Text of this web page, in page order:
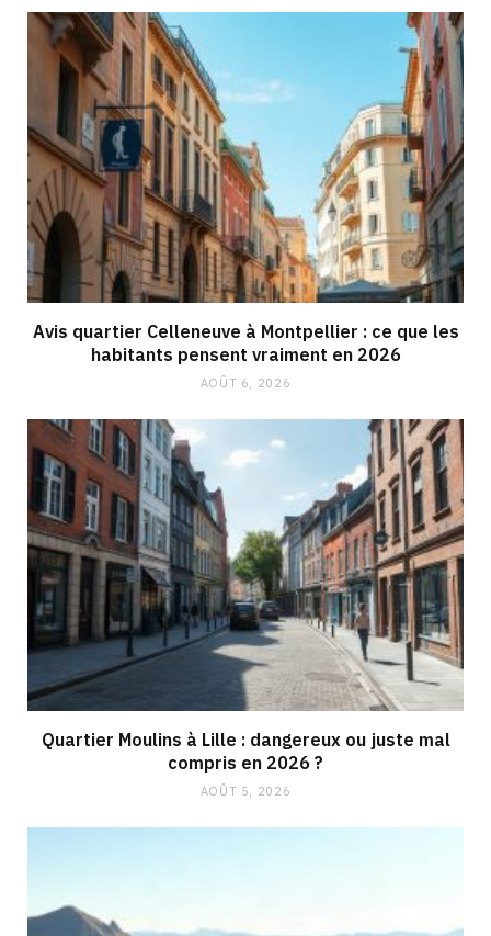
Avis quartier Celleneuve à Montpellier : ce que les
habitants pensent vraiment en 2026
AOÛT 6, 2026
Quartier Moulins à Lille : dangereux ou juste mal
compris en 2026 ?
AOÛT 5, 2026